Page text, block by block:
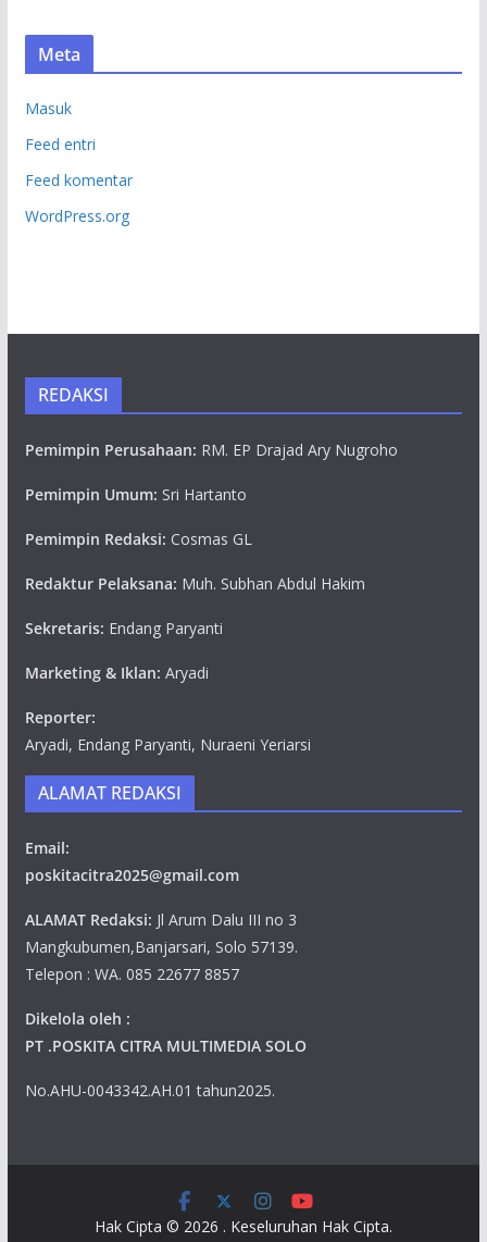
Meta
Masuk
Feed entri
Feed komentar
WordPress.org
REDAKSI
Pemimpin Perusahaan: RM. EP Drajad Ary Nugroho
Pemimpin Umum: Sri Hartanto
Pemimpin Redaksi: Cosmas GL
Redaktur Pelaksana: Muh. Subhan Abdul Hakim
Sekretaris: Endang Paryanti
Marketing & Iklan: Aryadi
Reporter:
Aryadi, Endang Paryanti, Nuraeni Yeriarsi
ALAMAT REDAKSI
Email:
poskitacitra2025@gmail.com
ALAMAT Redaksi: Jl Arum Dalu III no 3
Mangkubumen,Banjarsari, Solo 57139.
Telepon : WA. 085 22677 8857
Dikelola oleh :
PT .POSKITA CITRA MULTIMEDIA SOLO
No.AHU-0043342.AH.01 tahun2025.
Hak Cipta © 2026 . Keseluruhan Hak Cipta.